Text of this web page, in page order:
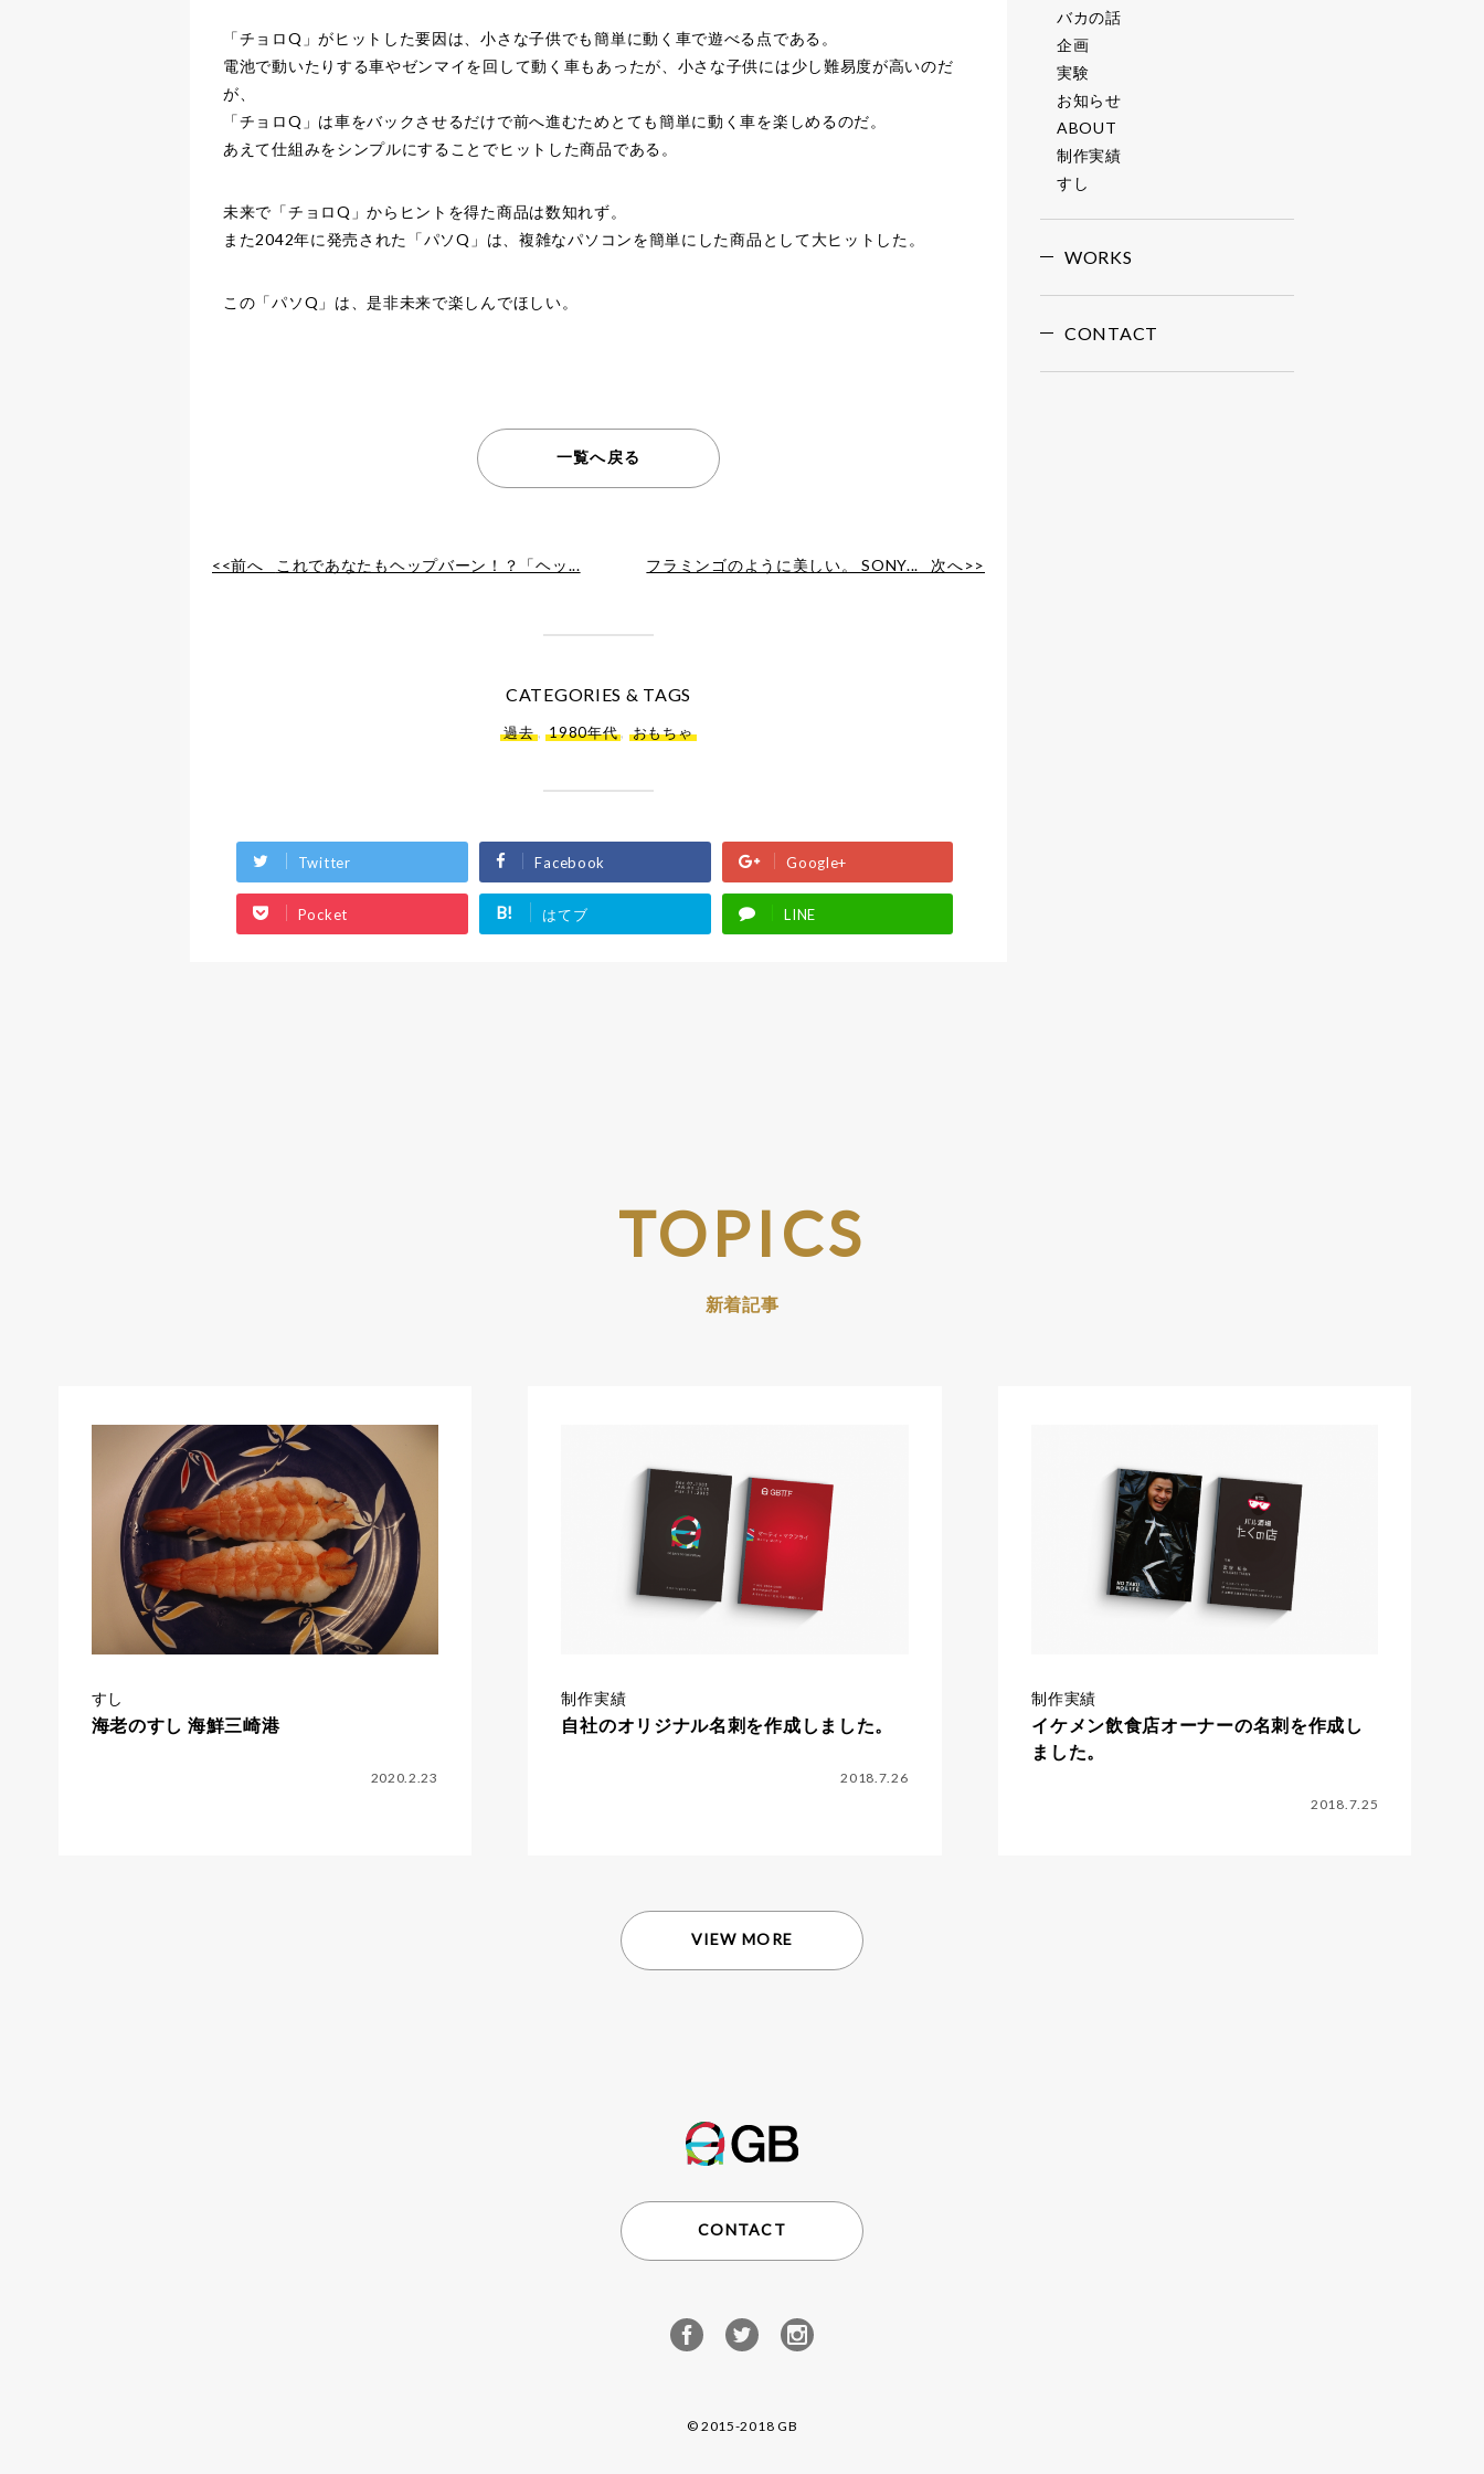
「チョロQ」がヒットした要因は、小さな子供でも簡単に動く車で遊べる点である。
電池で動いたりする車やゼンマイを回して動く車もあったが、小さな子供には少し難易度が高いのだ
が、
「チョロQ」は車をバックさせるだけで前へ進むためとても簡単に動く車を楽しめるのだ。
あえて仕組みをシンプルにすることでヒットした商品である。
未来で「チョロQ」からヒントを得た商品は数知れず。
また2042年に発売された「パソQ」は、複雑なパソコンを簡単にした商品として大ヒットした。
この「パソQ」は、是非未来で楽しんでほしい。
一覧へ戻る
<<前へ これであなたもヘップバーン！？「ヘッ... フラミンゴのように美しい。 SONY... 次へ>>
CATEGORIES & TAGS
過去,1980年代 , おもちゃ
Twitter Facebook Google+
Pocket B! はてブ LINE
バカの話
企画
実験
お知らせ
ABOUT
制作実績
すし
WORKS
CONTACT
TOPICS
新着記事
すし
海老のすし 海鮮三崎港
2020.2.23
制作実績
自社のオリジナル名刺を作成しました。
2018.7.26
制作実績
イケメン飲食店オーナーの名刺を作成し
ました。
2018.7.25
VIEW MORE
CONTACT
© 2015-2018 GB